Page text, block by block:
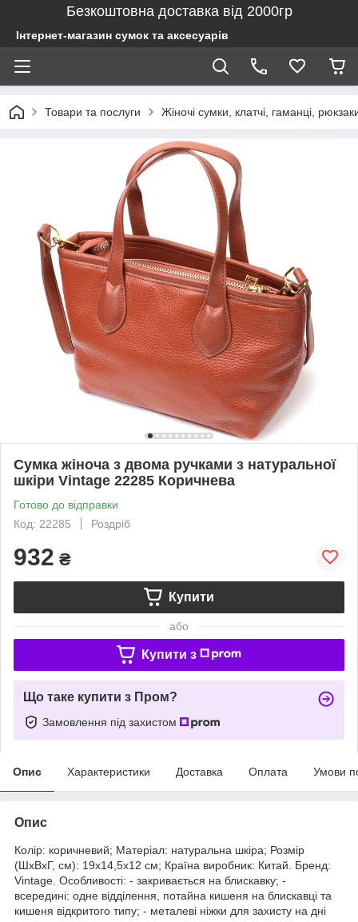
Безкоштовна доставка від 2000гр
Інтернет-магазин сумок та аксесуарів
Товари та послуги Жіночі сумки, клатчі, гаманці,
Сумка жіноча з двома ручками з натуральної
шкіри Vintage 22285 Коричнева
Готово до відправки
Код: 22285
Роздріб
932 ₴
Купити
або
Купити з
Що таке купити з Пром?
Замовлення під захистом
Опис Характеристики Доставка Оплата Умови
Опис
Колір: коричневий; Матеріал: натуральна шкіра; Розмір
(ШхВхГ, см): 19х14,5х12 см; Країна виробник: Китай. Бренд:
Vintage. Особливості: - закривається на блискавку; -
всередині: одне відділення, потайна кишеня на блискавці та
кишеня відкритого типу; - металеві ніжки для захисту на дні